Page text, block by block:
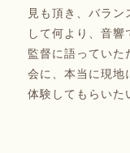
見も頂き、バラ
して何より、音
監督に語っていた
会に、本当に現地
体験してもらいた